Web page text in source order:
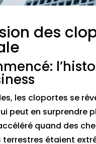
des
les cloportes se
peut en surprendre
quand des
étaient